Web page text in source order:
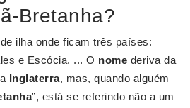
Bretanha?
ilha onde ficam três países:
e Escócia. ... O nome deriva da
Inglaterra, mas, quando alguém
”, está se referindo não a um